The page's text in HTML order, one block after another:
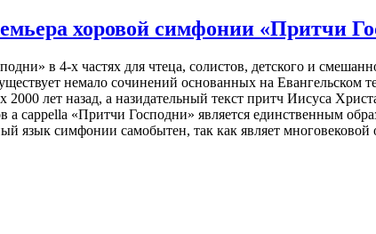
хоровой симфонии «Притчи
в 4-х частях для чтеца, солистов, детского и
немало сочинений основанных на Евангельском
лет назад, а назидательный текст притч Иисуса
a cappella «Притчи Господни» является единственным
язык симфонии самобытен, так как являет